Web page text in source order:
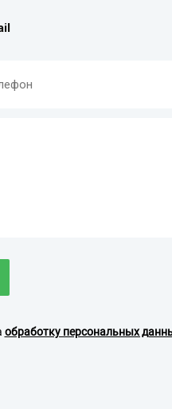
обработку персональных